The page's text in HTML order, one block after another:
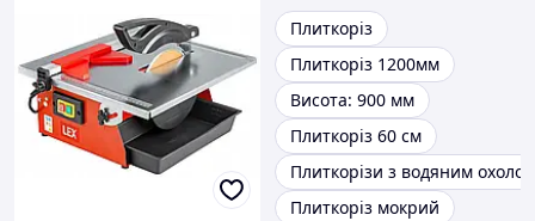
Плиткоріз
Плиткоріз 1200мм
Висота: 900 мм
Плиткоріз 60 см
Плиткорізи з водяним
Плиткоріз мокрий